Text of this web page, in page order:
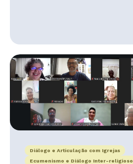
Diálogo e Articulação com Igrejas
Ecumenismo e Diálogo Inter-religioso